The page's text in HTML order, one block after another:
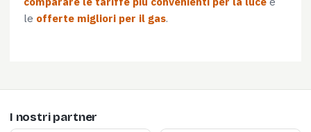
le offerte migliori per il gas.
I nostri partner